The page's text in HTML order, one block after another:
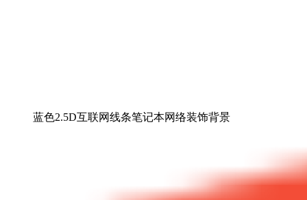
蓝色2.5D互联网线条笔记本网络装饰背景